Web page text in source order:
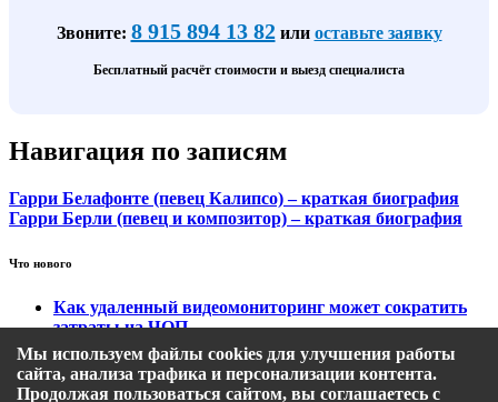
Звоните: 8 915 894 13 82или оставьте заявку
Бесплатный расчёт стоимости и выезд специалиста
Навигация по записям
Гарри Белафонте (певец Калипсо) – краткая биография
Гарри Берли (певец и композитор) – краткая биография
Что нового
Как удаленный видеомониторинг может сократить
затраты на ЧОП
Тарифы на охранный видеомониторинг
Этапы подключения удаленного видеомониторинга
Кому подходит удаленный видеомониторинг?
Мы используем файлы cookies для улучшения работы
сайта, анализа трафика и персонализации контента.
Продолжая пользоваться сайтом, вы соглашаетесь с